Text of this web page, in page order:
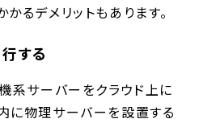
るデメリットもあります。
する
系サーバーをクラウド上に
に物理サーバーを設置する